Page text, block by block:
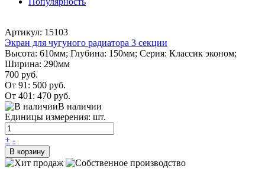
Артикул: 15103
Экран для чугуного радиатора 3 секции
Высота: 610мм; Глубина: 150мм; Серия: Классик эконом;
Ширина: 290мм
700 руб.
От 91: 500 руб.
От 401: 470 руб.
В наличии
Единицы измерения: шт.
+ -
В корзину